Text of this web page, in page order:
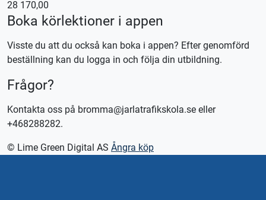
vill komma i mål snabbare. Du väljer tempot – vi anpassar
upplägget efter dina mål och förutsättningar.
Detta ingår i MC-paket Medium:
🏍️ 4 st trafiklektioner á 100 minuter
📘 Riskutbildning del 1 (Riskettan)
⚠️ Riskutbildning del 2 (Risktvåan)
✅ Utbildningskontroll
💻 1 månads digital teori
28 170,00
Boka körlektioner i appen
Visste du att du också kan boka i appen? Efter genomförd
beställning kan du logga in och följa din utbildning.
Frågor?
Kontakta oss på bromma@jarlatrafikskola.se eller
+468288282.
© Lime Green Digital AS Ångra köp